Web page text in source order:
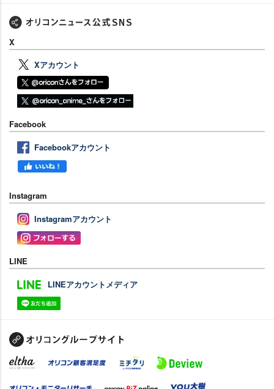
X
Xアカウント
Facebook
Facebookアカウント
Instagram
Instagramアカウント
LINE
LINEアカウントメディア